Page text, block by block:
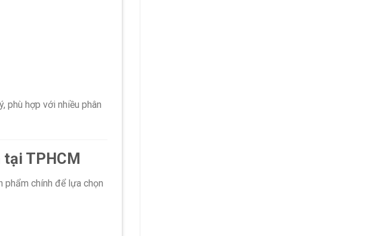
hợp với nhiều phân
TPHCM
phẩm chính để lựa chọn